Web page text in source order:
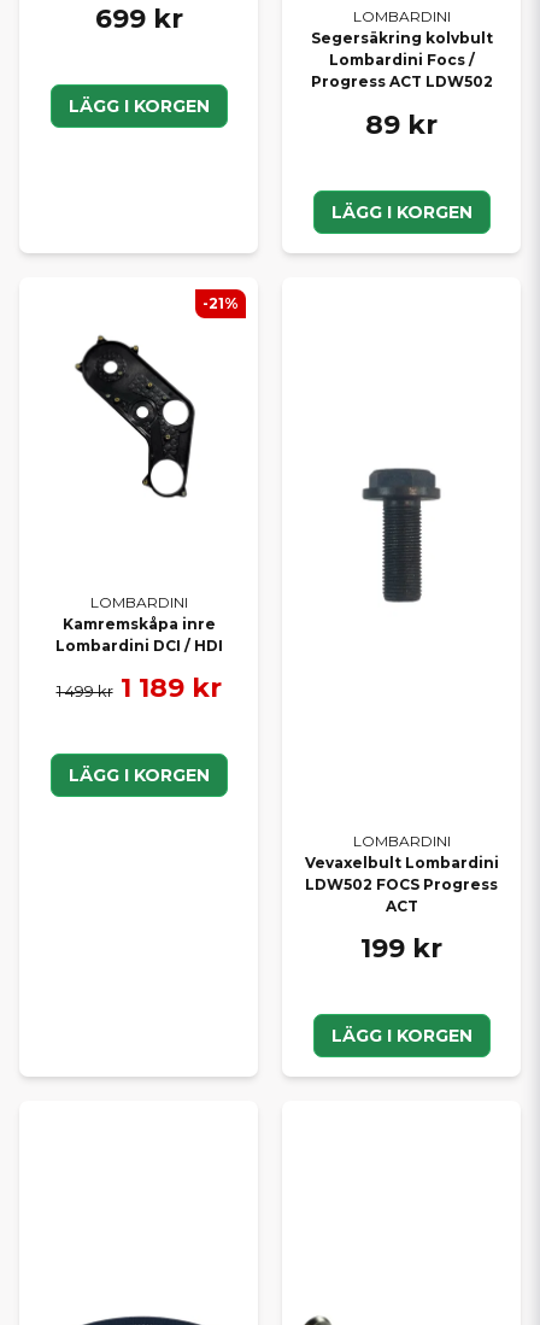
699 kr
LÄGG I KORGEN
LOMBARDINI
Segersäkring kolvbult
Lombardini Focs /
Progress ACT LDW502
89 kr
LÄGG I KORGEN
LOMBARDINI
Kamremskåpa inre
Lombardini DCI / HDI
1 499 kr 1 189 kr
LÄGG I KORGEN
-21%
LOMBARDINI
Vevaxelbult Lombardini
LDW502 FOCS Progress
ACT
199 kr
LÄGG I KORGEN